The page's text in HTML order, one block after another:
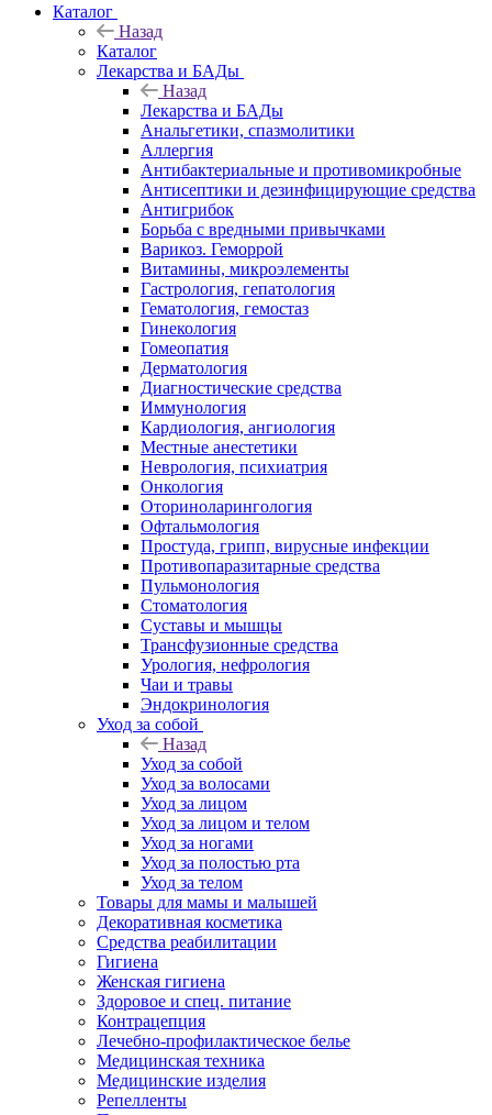
Каталог
Назад
Каталог
Лекарства и БАДы
Назад
Лекарства и БАДы
Анальгетики, спазмолитики
Аллергия
Антибактериальные и противомикробные
Антисептики и дезинфицирующие средства
Антигрибок
Борьба с вредными привычками
Варикоз. Геморрой
Витамины, микроэлементы
Гастрология, гепатология
Гематология, гемостаз
Гинекология
Гомеопатия
Дерматология
Диагностические средства
Иммунология
Кардиология, ангиология
Местные анестетики
Неврология, психиатрия
Онкология
Оториноларингология
Офтальмология
Простуда, грипп, вирусные инфекции
Противопаразитарные средства
Пульмонология
Стоматология
Суставы и мышцы
Трансфузионные средства
Урология, нефрология
Чаи и травы
Эндокринология
Уход за собой
Назад
Уход за собой
Уход за волосами
Уход за лицом
Уход за лицом и телом
Уход за ногами
Уход за полостью рта
Уход за телом
Товары для мамы и малышей
Декоративная косметика
Средства реабилитации
Гигиена
Женская гигиена
Здоровое и спец. питание
Контрацепция
Лечебно-профилактическое белье
Медицинская техника
Медицинские изделия
Репелленты